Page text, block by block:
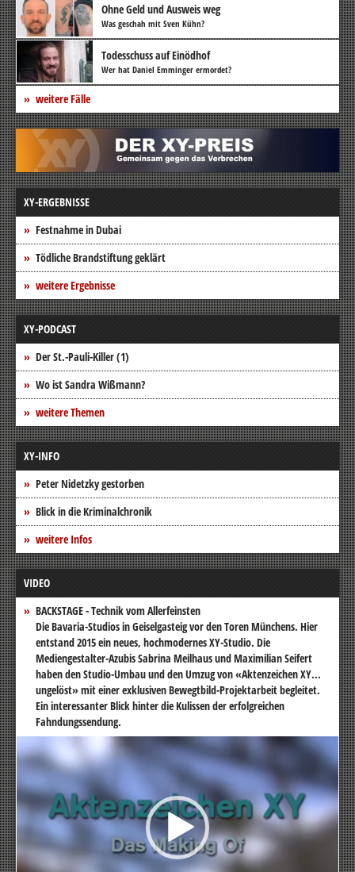
Ohne Geld und Ausweis weg
Was geschah mit Sven Kühn?
Todesschuss auf Einödhof
Wer hat Daniel Emminger ermordet?
weitere Fälle
XY-ERGEBNISSE
Festnahme in Dubai
Tödliche Brandstiftung geklärt
weitere Ergebnisse
XY-PODCAST
Der St.-Pauli-Killer (1)
Wo ist Sandra Wißmann?
weitere Themen
XY-INFO
Peter Nidetzky gestorben
Blick in die Kriminalchronik
weitere Infos
VIDEO
BACKSTAGE - Technik vom Allerfeinsten
Die Bavaria-Studios in Geiselgasteig vor den Toren Münchens. Hier
entstand 2015 ein neues, hochmodernes XY-Studio. Die
Mediengestalter-Azubis Sabrina Meilhaus und Maximilian Seifert
haben den Studio-Umbau und den Umzug von «Aktenzeichen XY...
ungelöst» mit einer exklusiven Bewegtbild-Projektarbeit begleitet.
Ein interessanter Blick hinter die Kulissen der erfolgreichen
Fahndungssendung.
Video-
Player